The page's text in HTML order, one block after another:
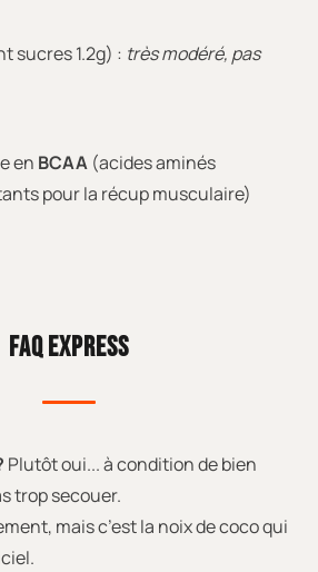
sucres 1.2g) : très modéré, pas
en BCAA(acides aminés
pour la récup musculaire)
FAQ EXPRESS
Plutôt oui... à condition de bien
trop secouer.
mais c’est la noix de coco qui